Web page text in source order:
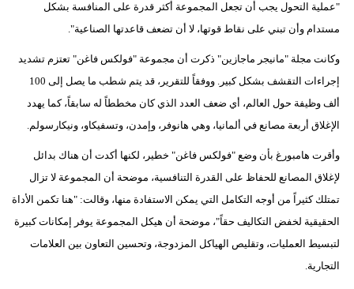
سيارات"عملية التحول يجب أن تجعل المجموعة أكثر قدرة على المنافسة بشكل
مستدام وأن تبني على نقاط قوتها، لا أن تضعف قاعدتها الصناعية".
وكانت مجلة "مانيجر ماجازين" ذكرت أن مجموعة "فولكس فاغن" تعتزم تشديد
إجراءات التقشف بشكل كبير. ووفقاً للتقرير، قد يتم شطب ما يصل إلى 100
ألف وظيفة حول العالم، أي ضعف العدد الذي كان مخططاً له سابقاً، كما يهدد
الإغلاق أربعة مصانع في ألمانيا، وهي هانوفر، وإمدن، وتسفيكاو، ونيكارسولم.
وأقرت هامبورغ بأن وضع "فولكس فاغن" خطير، لكنها أكدت أن هناك بدائل
لإغلاق المصانع للحفاظ على القدرة التنافسية، موضحة أن المجموعة لا تزال
تمتلك كثيراً من أوجه التكامل التي يمكن الاستفادة منها، وقالت: "هنا تكمن الأداة
الحقيقية لخفض التكاليف حقاً"، موضحة أن هيكل المجموعة يوفر إمكانات كبيرة
لتبسيط العمليات، وتقليص الهياكل المزدوجة، وتحسين التعاون بين العلامات
التجارية.